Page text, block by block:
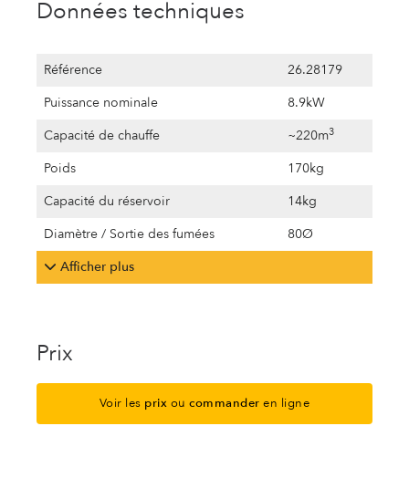
Données techniques
Référence
26.28179
Puissance nominale
8.9kW
Capacité de chauffe
~220m3
Poids
170kg
Capacité du réservoir
14kg
Diamètre / Sortie des fumées
80Ø
Afficher plus
Prix
Voir les prix oucommander en ligne